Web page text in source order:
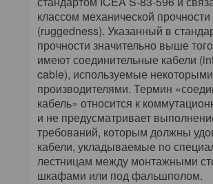
классом механической прочности
(ruggedness). Указанный в
прочности значительно выше
имеют соединительные кабели
cable), используемые некоторыми
производителями. Термин
кабель» относится к
и не предусматривает
требований, которым должны
кабели, укладываемые по
лестницам между монтажными
шкафами или под фальшполом.